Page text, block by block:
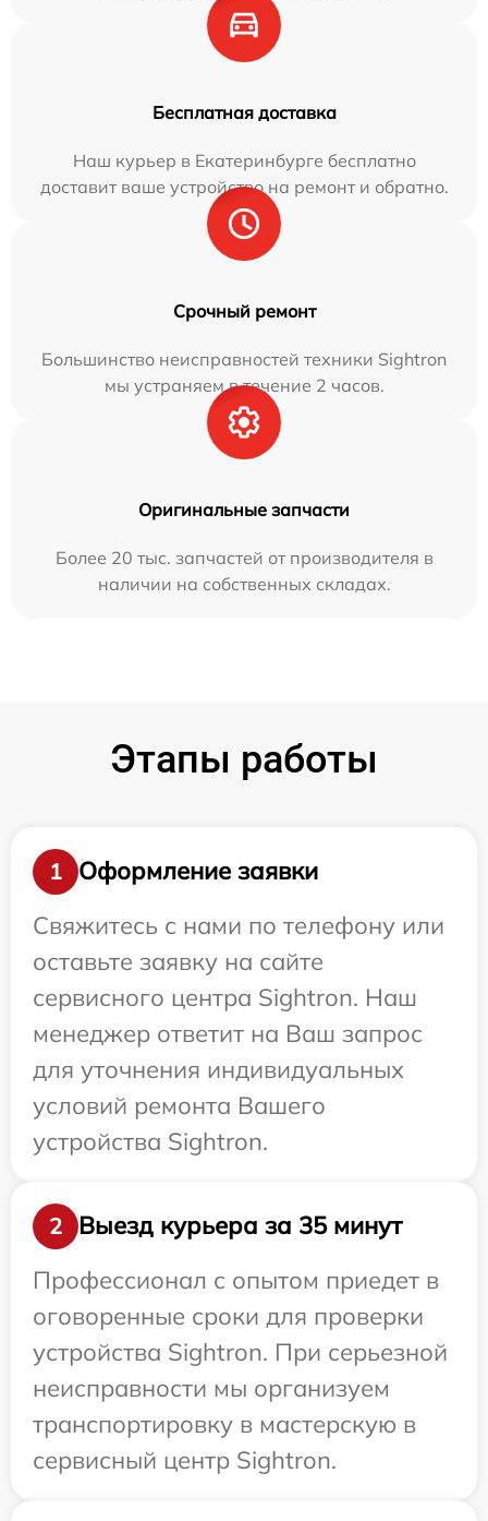
Бесплатная доставка
Наш курьер в Екатеринбурге бесплатно
доставит ваше устройство на ремонт и обратно.
Срочный ремонт
Большинство неисправностей техники Sightron
мы устраняем в течение 2 часов.
Оригинальные запчасти
Более 20 тыс. запчастей от производителя в
наличии на собственных складах.
Этапы работы
1
Оформление заявки
Свяжитесь с нами по телефону или
оставьте заявку на сайте
сервисного центра Sightron. Наш
менеджер ответит на Ваш запрос
для уточнения индивидуальных
условий ремонта Вашего
устройства Sightron.
2
Выезд курьера за 35 минут
Профессионал с опытом приедет в
оговоренные сроки для проверки
устройства Sightron. При серьезной
неисправности мы организуем
транспортировку в мастерскую в
сервисный центр Sightron.